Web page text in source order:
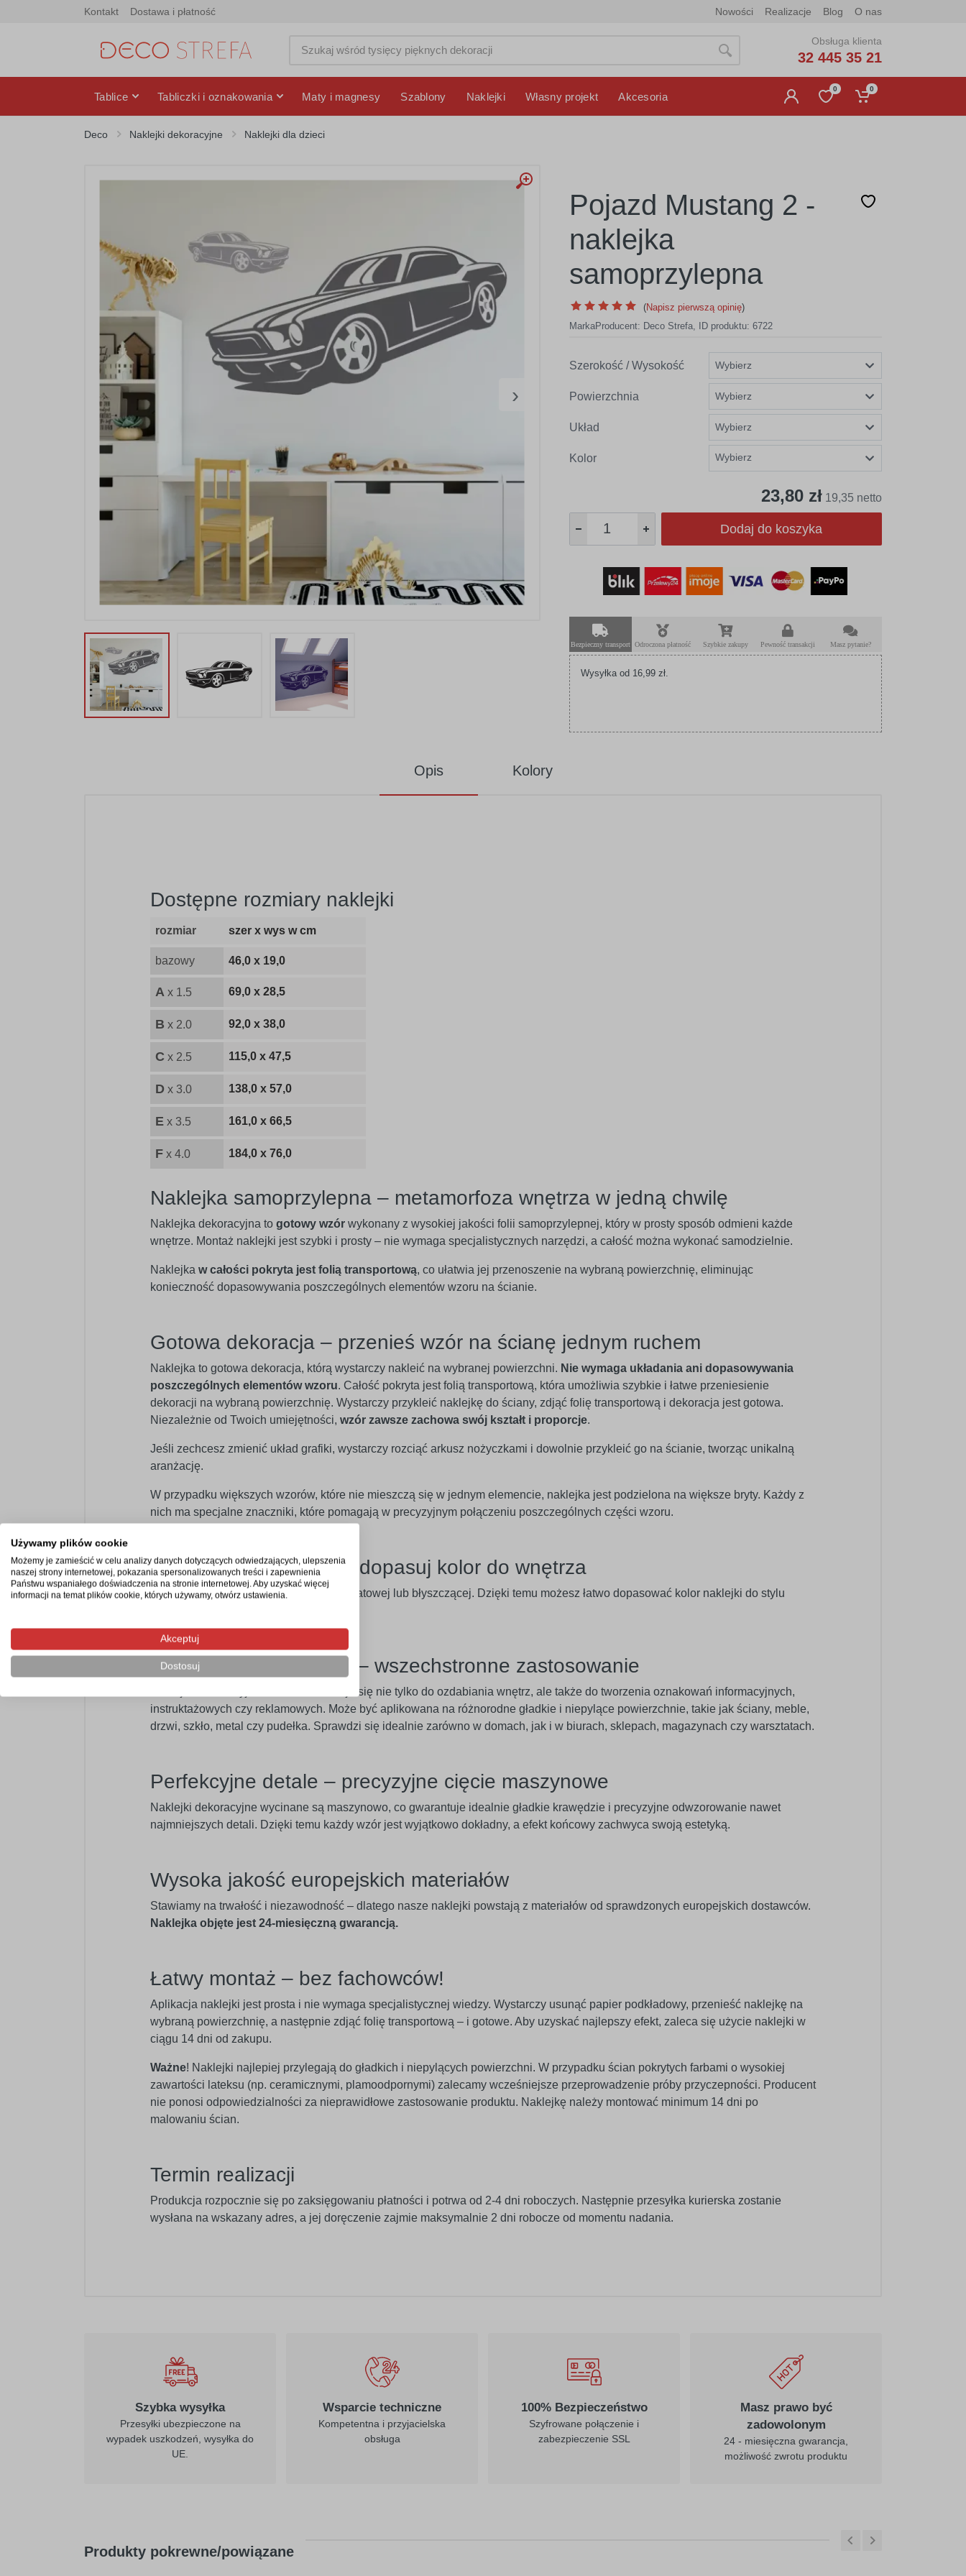
Kontakt Dostawa i płatność Nowości Realizacje Blog O nas
Obsługa klienta
32 445 35 21
Tablice Tabliczki i oznakowania Maty i magnesy Szablony Naklejki Własny projekt Akcesoria
0 0
Deco Naklejki dekoracyjne Naklejki dla dzieci
›
Pojazd Mustang 2 -
naklejka
samoprzylepna
(Napisz pierwszą opinię)
MarkaProducent: Deco Strefa, ID produktu: 6722
Szerokość / Wysokość
Powierzchnia
Układ
Kolor Wybierz
23,80 zł 19,35 netto
Dodaj do koszyka
Bezpieczny transport Odroczona płatność Szybkie zakupy Pewność transakcji Masz pytanie?
Wysyłka od 16,99 zł.
Opis Kolory
Dostępne rozmiary naklejki
rozmiar szer x wys w cm
bazowy 46,0 x 19,0
A x 1.5 69,0 x 28,5
B x 2.0 92,0 x 38,0
C x 2.5 115,0 x 47,5
D x 3.0 138,0 x 57,0
E x 3.5 161,0 x 66,5
F x 4.0 184,0 x 76,0
Naklejka samoprzylepna – metamorfoza wnętrza w jedną chwilę
Naklejka dekoracyjna to gotowy wzór wykonany z wysokiej jakości folii samoprzylepnej, który w prosty sposób odmieni każde
wnętrze. Montaż naklejki jest szybki i prosty – nie wymaga specjalistycznych narzędzi, a całość można wykonać samodzielnie.
Naklejka w całości pokryta jest folią transportową, co ułatwia jej przenoszenie na wybraną powierzchnię, eliminując
konieczność dopasowywania poszczególnych elementów wzoru na ścianie.
Gotowa dekoracja – przenieś wzór na ścianę jednym ruchem
Naklejka to gotowa dekoracja, którą wystarczy nakleić na wybranej powierzchni. Nie wymaga układania ani dopasowywania
poszczególnych elementów wzoru. Całość pokryta jest folią transportową, która umożliwia szybkie i łatwe przeniesienie
dekoracji na wybraną powierzchnię. Wystarczy przykleić naklejkę do ściany, zdjąć folię transportową i dekoracja jest gotowa.
Niezależnie od Twoich umiejętności, wzór zawsze zachowa swój kształt i proporcje.
Jeśli zechcesz zmienić układ grafiki, wystarczy rozciąć arkusz nożyczkami i dowolnie przykleić go na ścianie, tworząc unikalną
aranżację.
W przypadku większych wzorów, które nie mieszczą się w jednym elemencie, naklejka jest podzielona na większe bryty. Każdy z
nich ma specjalne znaczniki, które pomagają w precyzyjnym połączeniu poszczególnych części wzoru.
Szeroka paleta barw – dopasuj kolor do wnętrza
Oferujemy paletę60 kolorów
w wersji matowej lub błyszczącej. Dzięki temu możesz łatwo dopasować kolor naklejki do stylu
Profesjonalny materiał – wszechstronne zastosowanie
Naklejka dekoracyjna doskonale nadaje się nie tylko do ozdabiania wnętrz, ale także do tworzenia oznakowań informacyjnych,
instruktażowych czy reklamowych. Może być aplikowana na różnorodne gładkie i niepylące powierzchnie, takie jak ściany, meble,
drzwi, szkło, metal czy pudełka. Sprawdzi się idealnie zarówno w domach, jak i w biurach, sklepach, magazynach czy warsztatach.
Perfekcyjne detale – precyzyjne cięcie maszynowe
Naklejki dekoracyjne wycinane są maszynowo, co gwarantuje idealnie gładkie krawędzie i precyzyjne odwzorowanie nawet
najmniejszych detali. Dzięki temu każdy wzór jest wyjątkowo dokładny, a efekt końcowy zachwyca swoją estetyką.
Wysoka jakość europejskich materiałów
Stawiamy na trwałość i niezawodność – dlatego nasze naklejki powstają z materiałów od sprawdzonych europejskich dostawców.
Naklejka objęte jest 24-miesięczną gwarancją.
Łatwy montaż – bez fachowców!
Aplikacja naklejki jest prosta i nie wymaga specjalistycznej wiedzy. Wystarczy usunąć papier podkładowy, przenieść naklejkę na
wybraną powierzchnię, a następnie zdjąć folię transportową – i gotowe. Aby uzyskać najlepszy efekt, zaleca się użycie naklejki w
ciągu 14 dni od zakupu.
Ważne! Naklejki najlepiej przylegają do gładkich i niepylących powierzchni. W przypadku ścian pokrytych farbami o wysokiej
zawartości lateksu (np. ceramicznymi, plamoodpornymi) zalecamy wcześniejsze przeprowadzenie próby przyczepności. Producent
nie ponosi odpowiedzialności za nieprawidłowe zastosowanie produktu. Naklejkę należy montować minimum 14 dni po
malowaniu ścian.
Termin realizacji
Produkcja rozpocznie się po zaksięgowaniu płatności i potrwa od 2-4 dni roboczych. Następnie przesyłka kurierska zostanie
wysłana na wskazany adres, a jej doręczenie zajmie maksymalnie 2 dni robocze od momentu nadania.
żółty
jasny żółty
kremowy
cytrynowy
Szybka wysyłka
Przesyłki ubezpieczone na
wypadek uszkodzeń, wysyłka do
UE.
Wsparcie techniczne
Kompetentna i przyjacielska
obsługa
100% Bezpieczeństwo
Szyfrowane połączenie i
zabezpieczenie SSL
Masz prawo być
zadowolonym
24 - miesięczna gwarancja,
możliwość zwrotu produktu
Produkty pokrewne/powiązane
Używamy plików cookie
Możemy je zamieścić w celu analizy danych dotyczących odwiedzających, ulepszenia
naszej strony internetowej, pokazania spersonalizowanych treści i zapewnienia
Państwu wspaniałego doświadczenia na stronie internetowej. Aby uzyskać więcej
informacji na temat plików cookie, których używamy, otwórz ustawienia.
Akceptuj
Dostosuj